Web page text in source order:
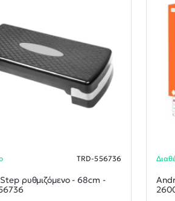
-30%
TRD-556736
ρυθμιζόμενο - 68cm -